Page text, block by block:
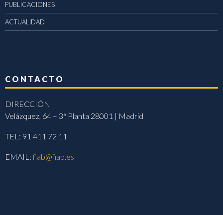
PUBLICACIONES
ACTUALIDAD
CONTACTO
DIRECCIÓN
Velázquez, 64 – 3ª Planta 28001 | Madrid
TEL: 91 411 72 11
EMAIL:fiab@fiab.es